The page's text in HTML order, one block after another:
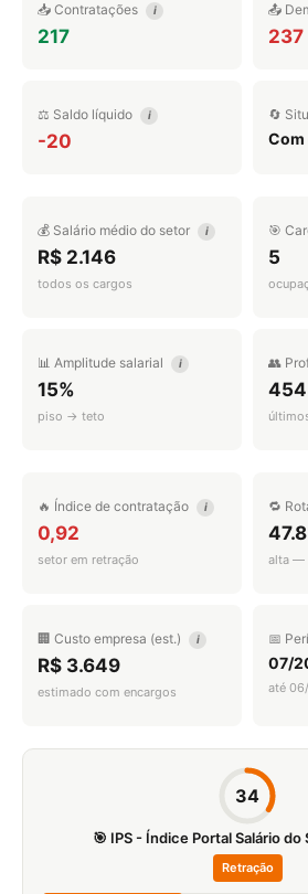
📥 Contratações i
217
📤
237
⚖️ Saldo líquido i
-20
🔄
Com
💰 Salário médio do setor i
R$ 2.146
todos os cargos
🎯
5
📊 Amplitude salarial i
15%
piso → teto
👥
454
🔥 Índice de contratação i
0,92
setor em retração
🔁
alta —
🏢 Custo empresa (est.) i
R$ 3.649
estimado com encargos
📅
07/
até
34
🎯 IPS - Índice Portal Salário
Retração